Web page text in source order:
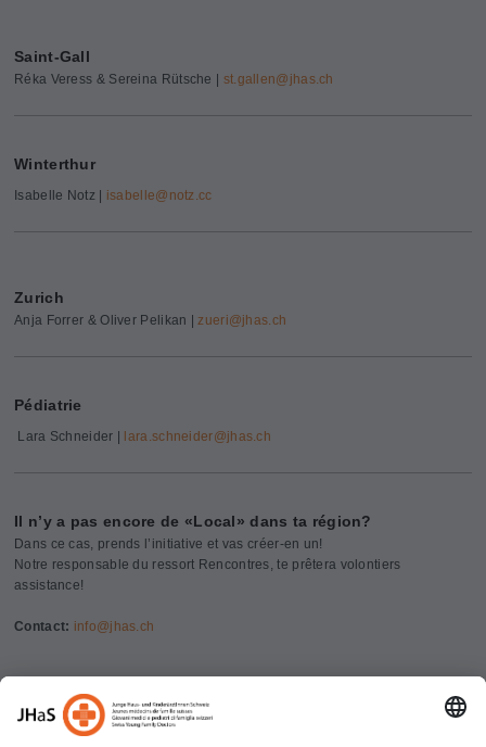
Saint-Gall
Réka Veress & Sereina Rütsche st.gallen@ jhas.ch
Winterthur
Isabelle Notz | isabelle@ notz.cc
Zurich
Anja Forrer & Oliver Pelikan |zueri@jhas.ch
Pédiatrie
Lara Schneider | lara.schneider@jhas.ch
Il n’y a pas encore de «Local» dans ta région?
Dans ce cas, prends l’initiative et vas créer-en un!
Notre responsable du ressort Rencontres, te prêtera volontiers
assistance!
Contact: info@jhas.ch